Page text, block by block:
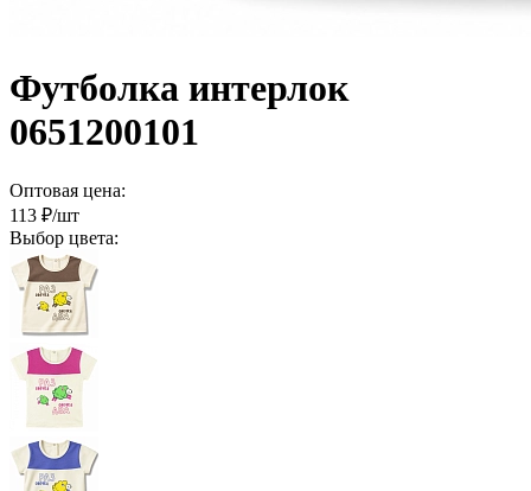
Футболка интерлок
0651200101
Оптовая цена:
113 ₽/шт
Выбор цвета: